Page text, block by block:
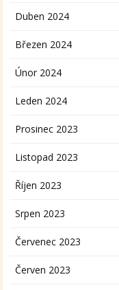
Duben 2024
Březen 2024
Únor 2024
Leden 2024
Prosinec 2023
Listopad 2023
Říjen 2023
Srpen 2023
Červenec 2023
Červen 2023